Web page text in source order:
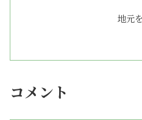
地元
コメント